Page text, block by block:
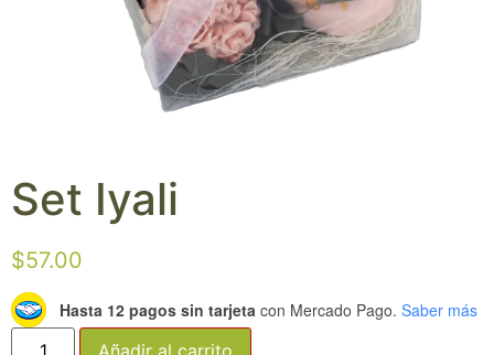
Set Iyali
$57.00
Hasta 12 pagos sin tarjeta con Mercado Pago. Saber más